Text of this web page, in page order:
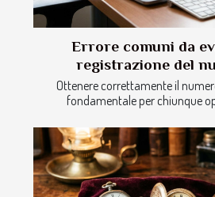
Errore comuni da
registrazione del
Ottenere correttamente il
fondamentale per chiunque